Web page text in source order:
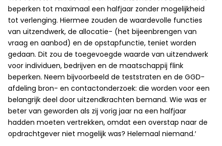
beperken tot maximaal een halfjaar zonder mogelijkheid
tot verlenging. Hiermee zouden de waardevolle functies
van uitzendwerk, de allocatie- (het bijeenbrengen van
vraag en aanbod) en de opstapfunctie, teniet worden
gedaan. Dit zou de toegevoegde waarde van uitzendwerk
voor individuen, bedrijven en de maatschappij flink
beperken. Neem bijvoorbeeld de teststraten en de GGD-
afdeling bron- en contactonderzoek: die worden voor een
belangrijk deel door uitzendkrachten bemand. Wie was er
beter van geworden als zij vorig jaar na een halfjaar
hadden moeten vertrekken, omdat een overstap naar de
opdrachtgever niet mogelijk was? Helemaal niemand.′